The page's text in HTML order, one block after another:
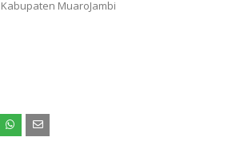
MuaroJambi